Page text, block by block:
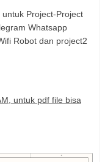
Project-Project
Whatsapp
Robot dan project2
untuk pdf file bisa